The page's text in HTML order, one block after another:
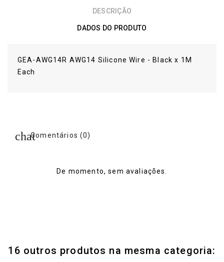
DESCRIÇÃO
DADOS DO PRODUTO
GEA-AWG14R AWG14 Silicone Wire - Black x 1M
Each
Comentários (0)
De momento, sem avaliações.
16 outros produtos na mesma categoria: